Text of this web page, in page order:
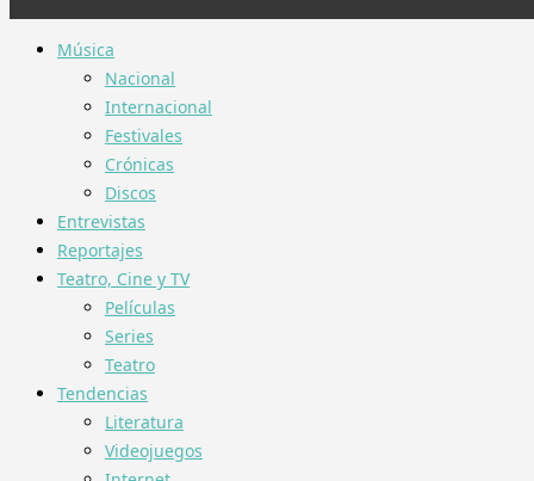
Música
Nacional
Internacional
Festivales
Crónicas
Discos
Entrevistas
Reportajes
Teatro, Cine y TV
Películas
Series
Teatro
Tendencias
Literatura
Videojuegos